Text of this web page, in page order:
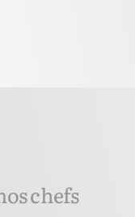
chefs